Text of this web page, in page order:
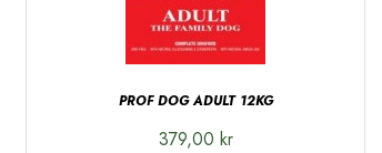
PROF DOG ADULT 12KG
379,00 kr